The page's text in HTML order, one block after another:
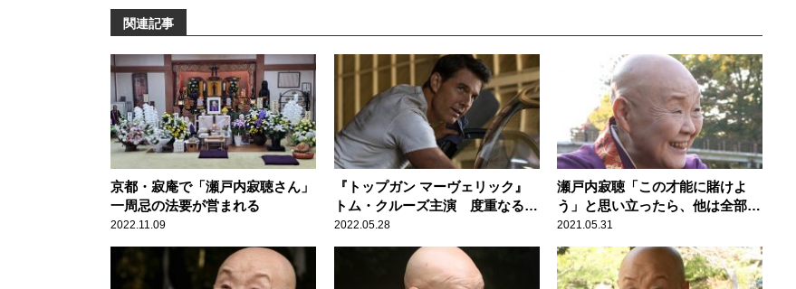
関連記事
京都・寂庵で「瀬戸内寂聴さん」
一周忌の法要が営まれる
2022.11.09
『トップガン マーヴェリック』
トム・クルーズ主演 度重なる公
開延期を経て、待望のスクリーン
へ
2022.05.28
瀬戸内寂聴「この才能に賭けよ
う」と思い立ったら、他は全部捨
てましょう
2021.05.31